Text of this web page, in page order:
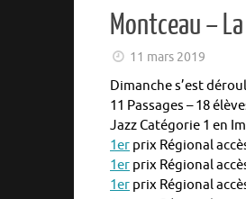
Montceau –
11 mars 2019
Dimanche s’est
11 Passages – 18
Jazz Catégorie 1 en
1er prix Régional
1er prix Régional
1er prix Régional